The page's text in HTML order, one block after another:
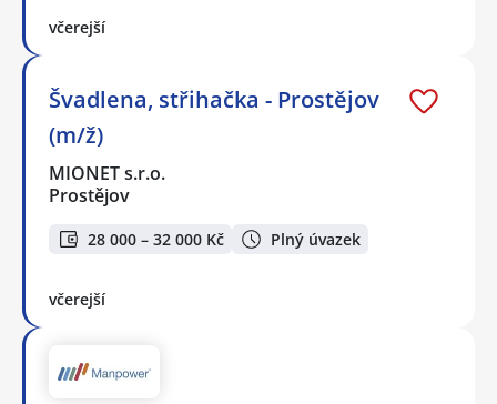
včerejší
Švadlena, střihačka - Prostějov
(m/ž)
MIONET s.r.o.
Prostějov
28 000 – 32 000 Kč Plný úvazek
včerejší